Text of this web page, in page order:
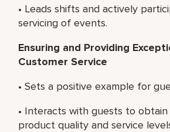
• Leads shifts and actively
servicing of events.
Ensuring and Providing
Customer Service
• Sets a positive example for
• Interacts with guests to
product quality and service